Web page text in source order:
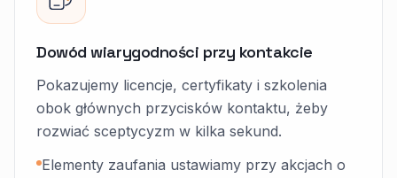
Dowód wiarygodności przy kontakcie
Pokazujemy licencje, certyfikaty i szkolenia
obok głównych przycisków kontaktu, żeby
rozwiać sceptycyzm w kilka sekund.
Elementy zaufania ustawiamy przy akcjach o